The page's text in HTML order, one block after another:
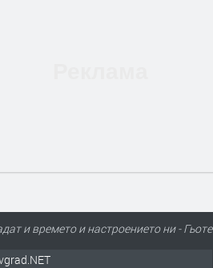
и времето и настроението ни - Гьоте